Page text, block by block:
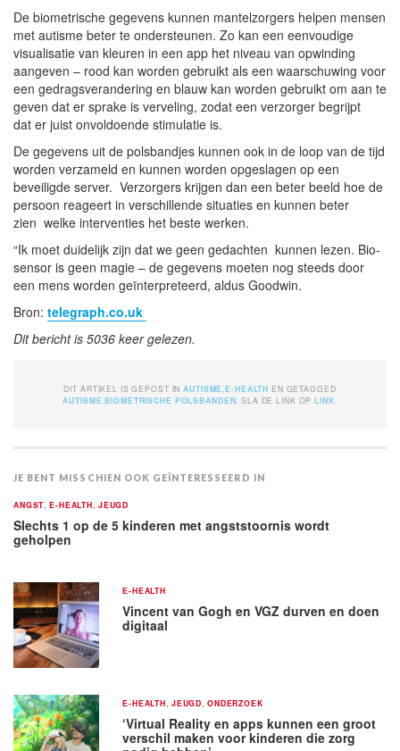
De biometrische gegevens kunnen mantelzorgers helpen mensen
met autisme beter te ondersteunen. Zo kan een eenvoudige
visualisatie van kleuren in een app het niveau van opwinding
aangeven – rood kan worden gebruikt als een waarschuwing voor
een gedragsverandering en blauw kan worden gebruikt om aan te
geven dat er sprake is verveling, zodat een verzorger begrijpt
dat er juist onvoldoende stimulatie is.
De gegevens uit de polsbandjes kunnen ook in de loop van de tijd
worden verzameld en kunnen worden opgeslagen op een
beveiligde server. Verzorgers krijgen dan een beter beeld hoe de
persoon reageert in verschillende situaties en kunnen beter
zien welke interventies het beste werken.
“Ik moet duidelijk zijn dat we geen gedachten kunnen lezen. Bio-
sensor is geen magie – de gegevens moeten nog steeds door
een mens worden geïnterpreteerd, aldus Goodwin.
Bron: telegraph.co.uk
Dit bericht is 5036 keer gelezen.
DIT ARTIKEL IS GEPOST INAUTISME ,E-HEALTH EN GETAGGED
AUTISME ,BIOMETRISCHE POLSBANDEN . SLA DE LINK OPLINK
JE BENT MISSCHIEN OOK GEÏNTERESSEERD IN
ANGST ,E-HEALTH JEUGD
Slechts 1 op de 5 kinderen met angststoornis wordt
geholpen
E-HEALTH
Vincent van Gogh en VGZ durven en doen
digitaal
E-HEALTH JEUGD ONDERZOEK
‘Virtual Reality en apps kunnen een groot
verschil maken voor kinderen die zorg